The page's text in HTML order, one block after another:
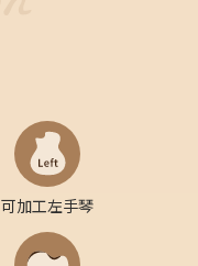
可加工左手琴